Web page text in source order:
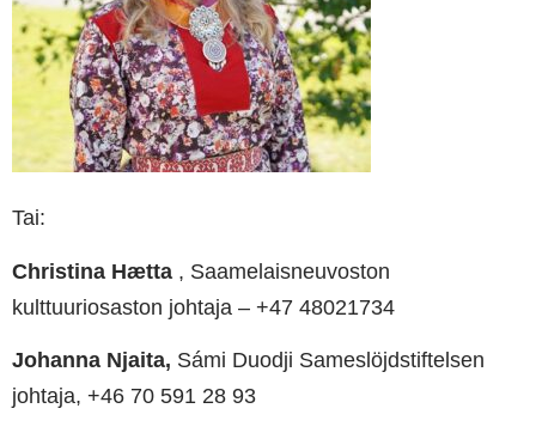
Tai:
Christina Hætta , Saamelaisneuvoston
kulttuuriosaston johtaja – +47 48021734
Johanna Njaita, Sámi Duodji Sameslöjdstiftelsen
johtaja, +46 70 591 28 93